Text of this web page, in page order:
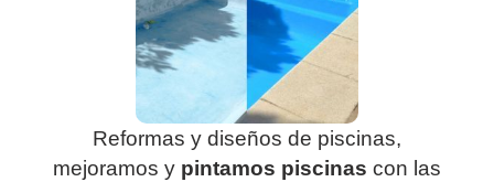
Reformas y diseños de piscinas,
mejoramos y pintamos piscinas con las